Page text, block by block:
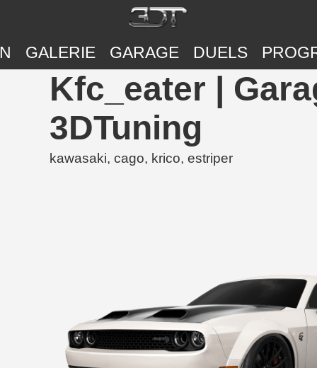
GALERIE GARAGE DUELS
Kfc_eater |
3DTuning
kawasaki, cago, krico, estriper